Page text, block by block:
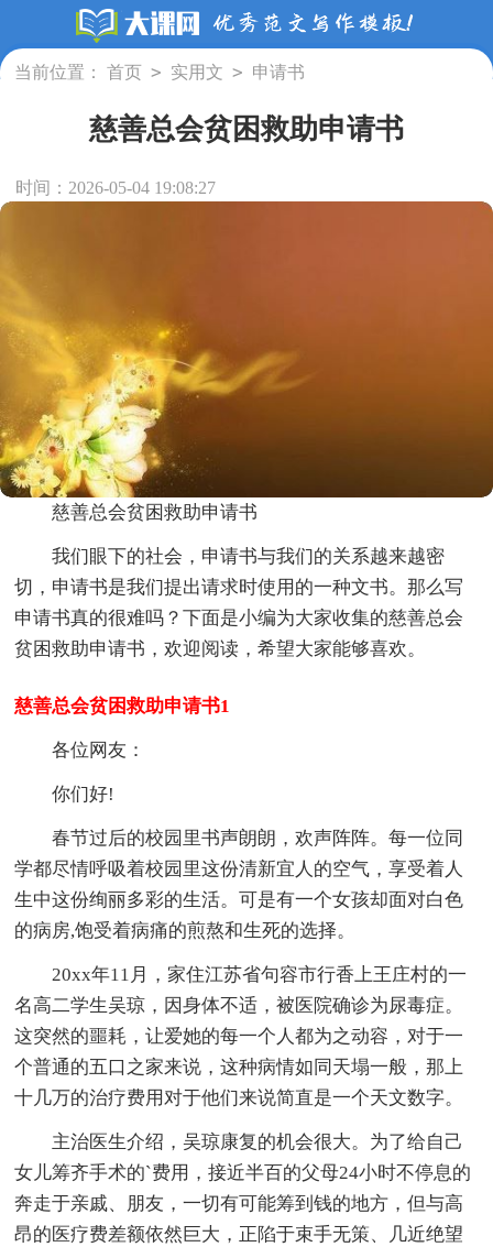
当前位置： 首页 > 实用文 > 申请书
慈善总会贫困救助申请书
时间：2026-05-04 19:08:27
慈善总会贫困救助申请书
我们眼下的社会，申请书与我们的关系越来越密
切，申请书是我们提出请求时使用的一种文书。那么写
申请书真的很难吗？下面是小编为大家收集的慈善总会
贫困救助申请书，欢迎阅读，希望大家能够喜欢。
慈善总会贫困救助申请书1
各位网友：
你们好!
春节过后的校园里书声朗朗，欢声阵阵。每一位同
学都尽情呼吸着校园里这份清新宜人的空气，享受着人
生中这份绚丽多彩的生活。可是有一个女孩却面对白色
的病房,饱受着病痛的煎熬和生死的选择。
20xx年11月，家住江苏省句容市行香上王庄村的一
名高二学生吴琼，因身体不适，被医院确诊为尿毒症。
这突然的噩耗，让爱她的每一个人都为之动容，对于一
个普通的五口之家来说，这种病情如同天塌一般，那上
十几万的治疗费用对于他们来说简直是一个天文数字。
主治医生介绍，吴琼康复的机会很大。为了给自己
女儿筹齐手术的`费用，接近半百的父母24小时不停息的
奔走于亲戚、朋友，一切有可能筹到钱的地方，但与高
昂的医疗费差额依然巨大，正陷于束手无策、几近绝望